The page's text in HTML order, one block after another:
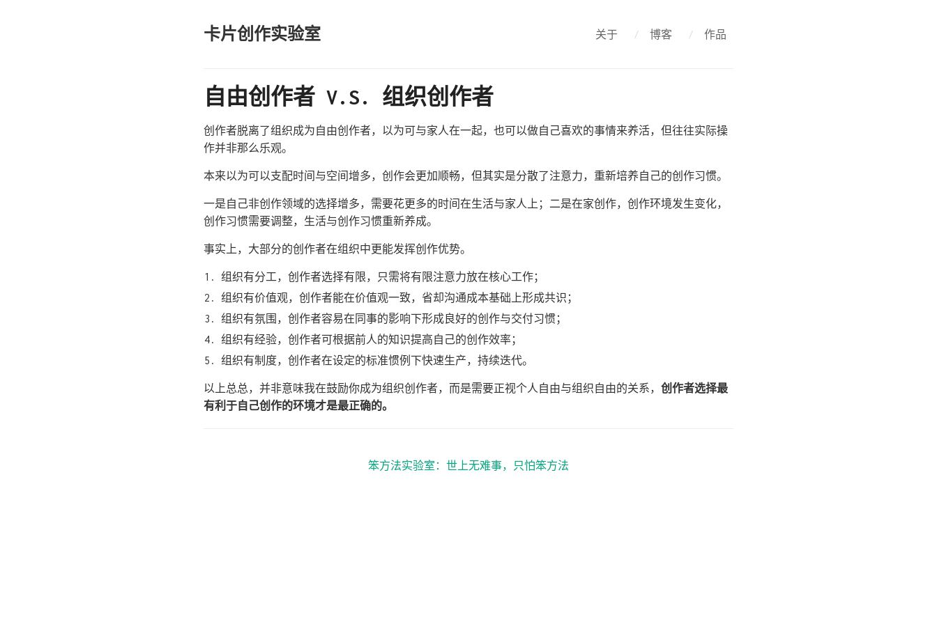
卡片创作实验室 关于 / 博客 / 作品
自由创作者 V.S. 组织创作者
创作者脱离了组织成为自由创作者，以为可与家人在一起，也可以做自己喜欢的事情来养活，但往往实际操
作并非那么乐观。
本来以为可以支配时间与空间增多，创作会更加顺畅，但其实是分散了注意力，重新培养自己的创作习惯。
一是自己非创作领域的选择增多，需要花更多的时间在生活与家人上；二是在家创作，创作环境发生变化，
创作习惯需要调整，生活与创作习惯重新养成。
事实上，大部分的创作者在组织中更能发挥创作优势。
组织有分工，创作者选择有限，只需将有限注意力放在核心工作；
组织有价值观，创作者能在价值观一致，省却沟通成本基础上形成共识；
组织有氛围，创作者容易在同事的影响下形成良好的创作与交付习惯；
组织有经验，创作者可根据前人的知识提高自己的创作效率；
组织有制度，创作者在设定的标准惯例下快速生产，持续迭代。
以上总总，并非意味我在鼓励你成为组织创作者，而是需要正视个人自由与组织自由的关系， 创作者选择最
有利于自己创作的环境才是最正确的。
笨方法实验室：世上无难事，只怕笨方法